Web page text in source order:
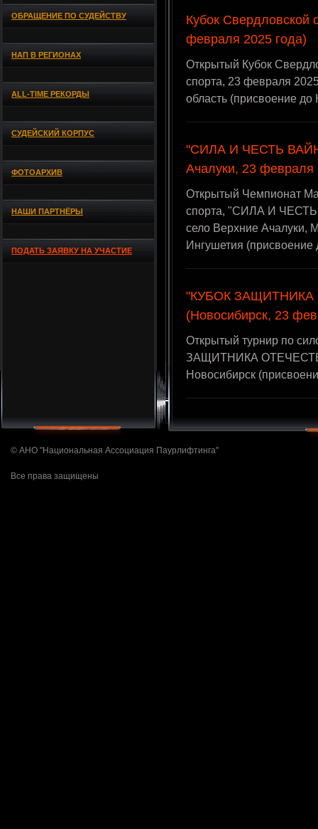
ОБРАЩЕНИЕ ПО СУДЕЙСТВУ
НАП В РЕГИОНАХ
ALL-TIME РЕКОРДЫ
СУДЕЙСКИЙ КОРПУС
ФОТОАРХИВ
НАШИ ПАРТНЁРЫ
ПОДАТЬ ЗАЯВКУ НА УЧАСТИЕ
Кубок Свердловской
февраля 2025 года)
Открытый Кубок
спорта, 23 февраля
область (присвоение
"СИЛА И ЧЕСТЬ
Ачалуки, 23 февраля
Открытый Чемпионат
спорта, "СИЛА И
село Верхние Ачалуки,
Ингушетия
"КУБОК ЗАЩИТНИКА
(Новосибирск, 23
Открытый турнир по
ЗАЩИТНИКА
Новосибирск
© АНО "Национальная Ассоциация Паурлифтинга"
Все права защищены